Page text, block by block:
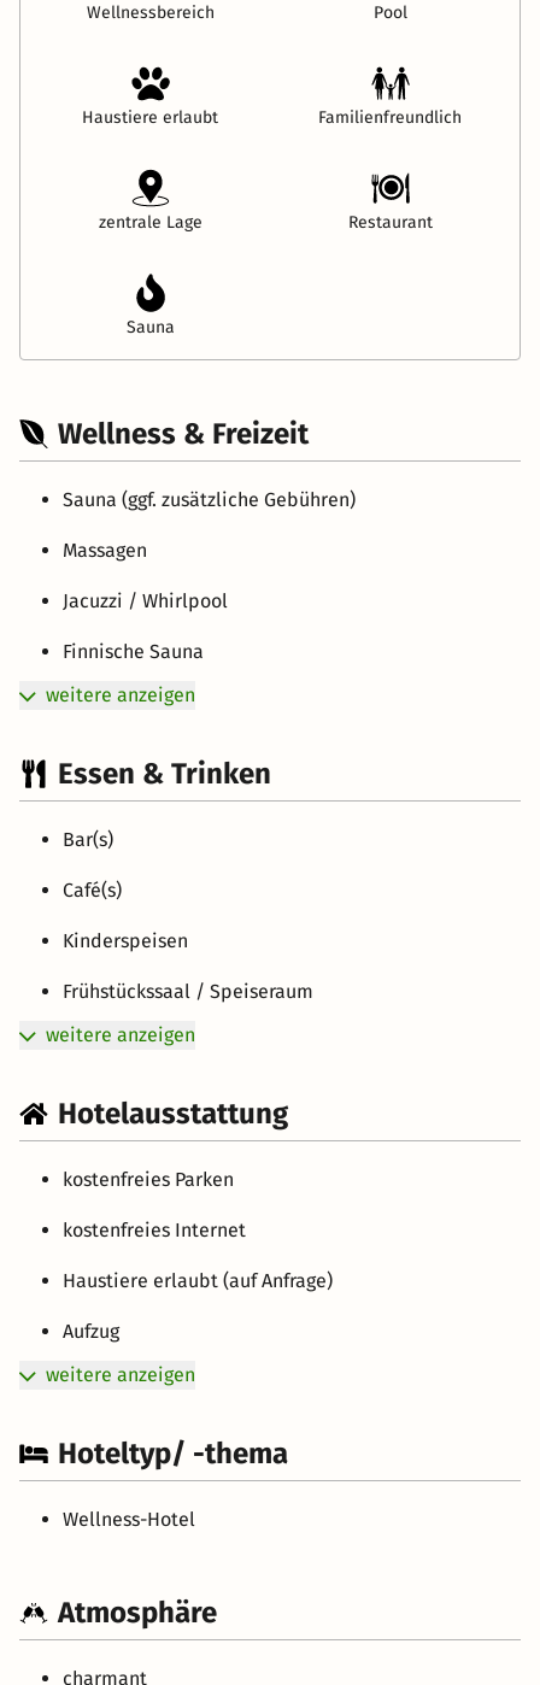
Wellnessbereich Pool
Haustiere erlaubt Familienfreundlich
zentrale Lage Restaurant
Sauna
Wellness & Freizeit
Sauna (ggf. zusätzliche Gebühren)
Massagen
Jacuzzi / Whirlpool
Finnische Sauna
weitere anzeigen
Essen & Trinken
Bar(s)
Café(s)
Kinderspeisen
Frühstückssaal / Speiseraum
weitere anzeigen
Hotelausstattung
kostenfreies Parken
kostenfreies Internet
Haustiere erlaubt (auf Anfrage)
Aufzug
weitere anzeigen
Hoteltyp/ -thema
Wellness-Hotel
Atmosphäre
charmant